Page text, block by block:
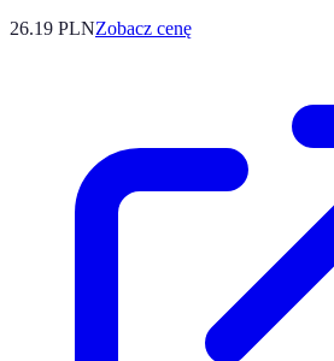
26.19 PLNZobacz cenę